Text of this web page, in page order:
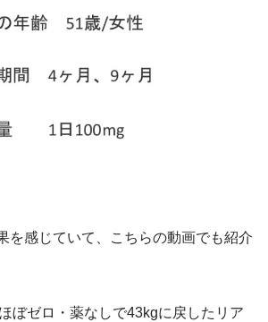
を感じていて、こちらの動画でも紹介
ぼゼロ・薬なしで43kgに戻したリア